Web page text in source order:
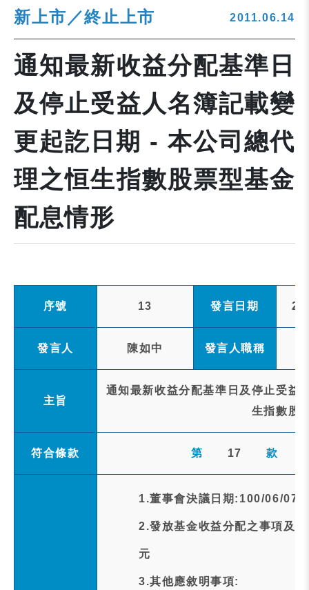
新上市／終止上市 2011.06.14
通知最新收益分配基準日
及停止受益人名簿記載變
更起訖日期 - 本公司總代
理之恒生指數股票型基金
配息情形
序號 13 發言日期
發言人 陳如中 發言人職稱
主旨
通知最新收益分配基準日及停止受益
生指數股
符合條款 第 17 款
1.董事會決議日期:100/06/07
2.發放基金收益分配之事項及
元
3.其他應敘明事項: